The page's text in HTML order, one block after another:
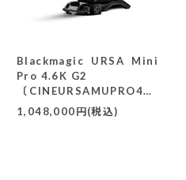
Blackmagic URSA Mini
Pro 4.6K G2
〔CINEURSAMUPRO46K
G2〕
1,048,000円(税込)